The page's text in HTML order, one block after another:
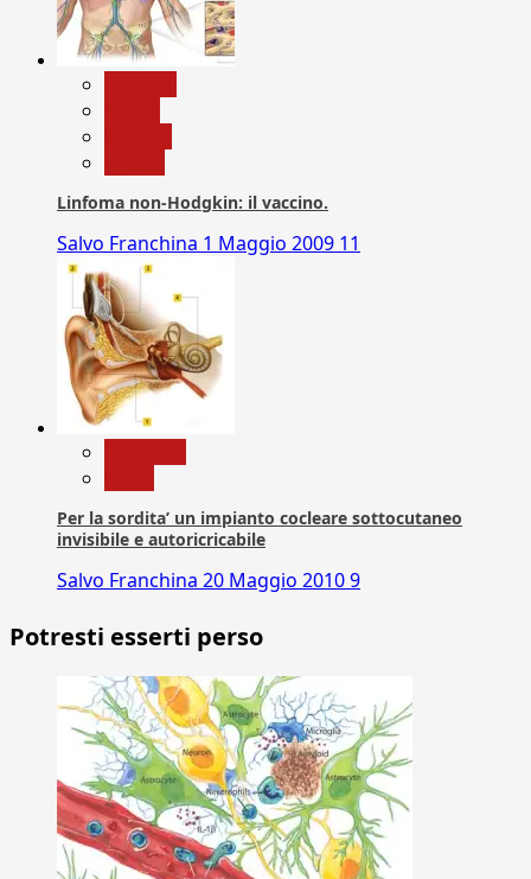
Linfoma non-Hodgkin: il vaccino.
Salvo Franchina 1 Maggio 2009 11
Per la sordita’ un impianto cocleare sottocutaneo
invisibile e autoricricabile
Salvo Franchina 20 Maggio 20109
Potresti esserti perso